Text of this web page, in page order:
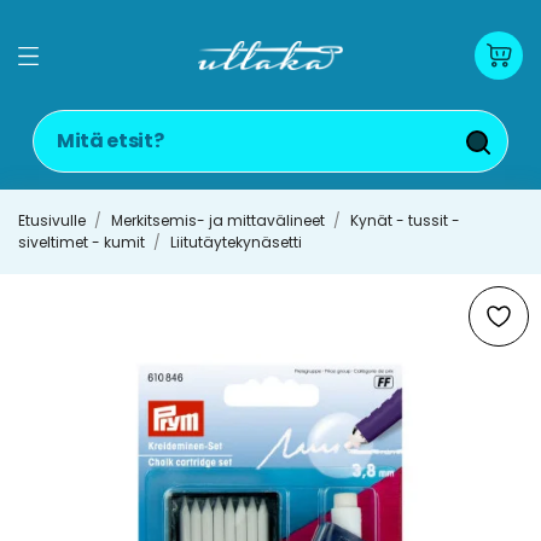
Etusivulle Merkitsemis- ja mittavälineet
Kynät - tussit -
siveltimet - kumit
Liitutäytekynäsetti